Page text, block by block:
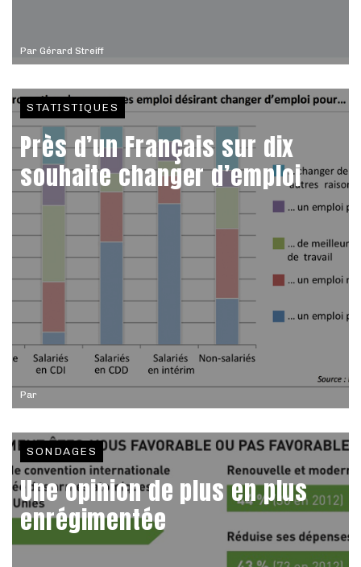
Par Gérard Streiff
Par
STATISTIQUES
Près d’un Français sur dix
souhaite changer d’emploi
SONDAGES
Une opinion de plus en plus
enrégimentée